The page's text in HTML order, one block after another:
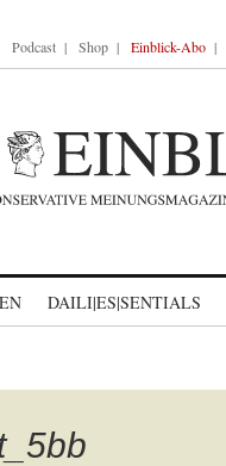
Podcast Shop Einblick-Abo
DAILI|ES|SENTIALS